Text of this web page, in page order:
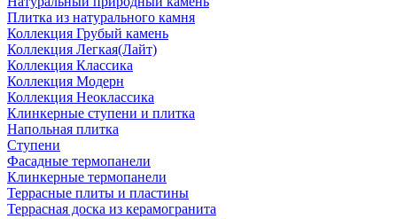
Плитка из натурального камня
Коллекция Грубый камень
Коллекция Легкая(Лайт)
Коллекция Классика
Коллекция Модерн
Коллекция Неоклассика
Клинкерные ступени и плитка
Напольная плитка
Ступени
Фасадные термопанели
Клинкерные термопанели
Террасные плиты и пластины
Террасная доска из керамогранита